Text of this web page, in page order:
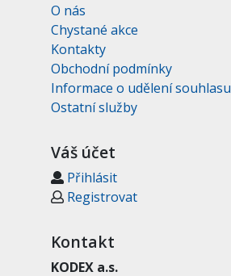
O nás
Chystané akce
Kontakty
Obchodní podmínky
Informace o udělení souhlasu
Ostatní služby
Váš účet
Přihlásit
Registrovat
Kontakt
KODEX a.s.